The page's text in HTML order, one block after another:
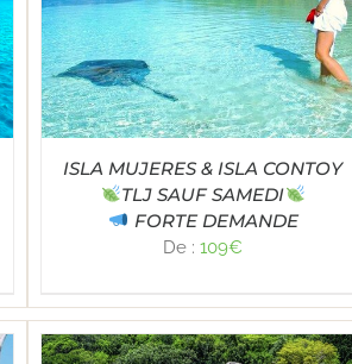
ISLA MUJERES & ISLA CONTOY
TLJ SAUF SAMEDI
FORTE DEMANDE
De :109€
Note5.00
sur 5
SELECT OPTIONS / DÉTAILS